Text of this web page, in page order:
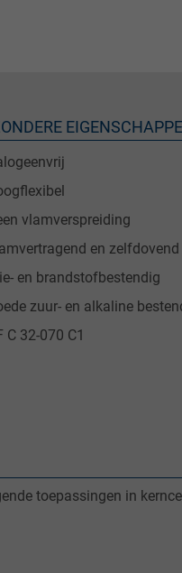
vlamverspreiding
en zelfdovend
en brandstofbestendig
zuur- en alkaline
C 32-070 C1
toepassingen in